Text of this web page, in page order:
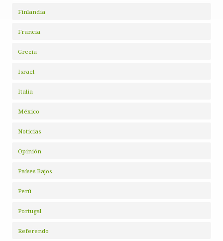
Finlandia
Francia
Grecia
Israel
Italia
México
Noticias
Opinión
Países Bajos
Perú
Portugal
Referendo